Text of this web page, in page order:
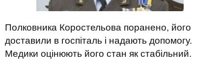
Полковника Коростельова поранено, його
доставили в госпіталь і надають допомогу.
Медики оцінюють його стан як стабільний.